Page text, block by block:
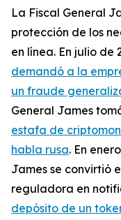
La Fiscal General
protección de los
en línea. En julio de
demandó a la
un fraude
General James
estafa de
habla rusa. En
James se convirtió
reguladora en
depósito de un